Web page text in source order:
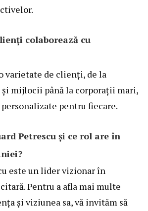
colaborează cu
varietate de clienți, de la
mijlocii până la corporații mari,
pentru fiecare.
Petrescu și ce rol are în
este un lider vizionar în
Pentru a afla mai multe
și viziunea sa, vă invităm să